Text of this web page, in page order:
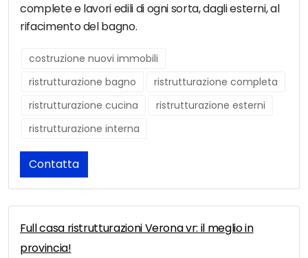
complete e lavori edili di ogni sorta, dagli esterni, al
rifacimento del bagno.
costruzione nuovi immobili
ristrutturazione bagno
ristrutturazione completa
ristrutturazione cucina
ristrutturazione esterni
ristrutturazione interna
Contatta
Full casa ristrutturazioni Verona vr: il meglio in
provincia!